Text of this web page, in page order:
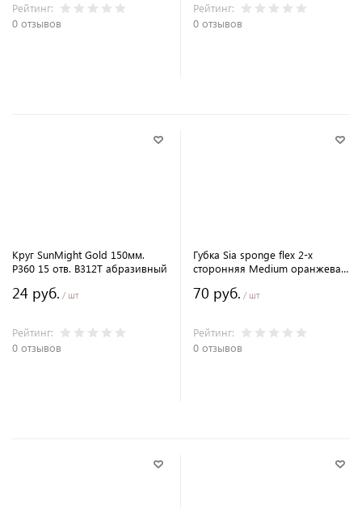
Рейтинг:
0 отзывов
Рейтинг:
0 отзывов
Круг SunMight Gold 150мм.
P360 15 отв. B312T абразивный
24 руб. / шт
Рейтинг:
0 отзывов
Губка Sia sponge flex 2-х
сторонняя Medium оранжевая
70 руб. / шт
Рейтинг:
0 отзывов